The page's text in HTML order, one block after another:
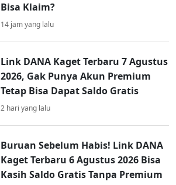
Bisa Klaim?
14 jam yang lalu
Link DANA Kaget Terbaru 7 Agustus
2026, Gak Punya Akun Premium
Tetap Bisa Dapat Saldo Gratis
2 hari yang lalu
Buruan Sebelum Habis! Link DANA
Kaget Terbaru 6 Agustus 2026 Bisa
Kasih Saldo Gratis Tanpa Premium